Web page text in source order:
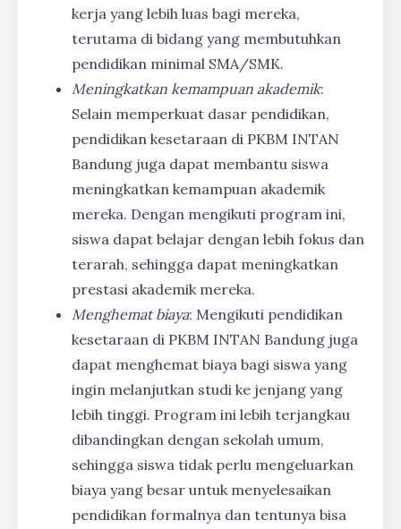
kerja yang lebih luas bagi mereka,
terutama di bidang yang membutuhkan
pendidikan minimal SMA/SMK.
Meningkatkan kemampuan akademik:
Selain memperkuat dasar pendidikan,
pendidikan kesetaraan di PKBM INTAN
Bandung juga dapat membantu siswa
meningkatkan kemampuan akademik
mereka. Dengan mengikuti program ini,
siswa dapat belajar dengan lebih fokus dan
terarah, sehingga dapat meningkatkan
prestasi akademik mereka.
Menghemat biaya: Mengikuti pendidikan
kesetaraan di PKBM INTAN Bandung juga
dapat menghemat biaya bagi siswa yang
ingin melanjutkan studi ke jenjang yang
lebih tinggi. Program ini lebih terjangkau
dibandingkan dengan sekolah umum,
sehingga siswa tidak perlu mengeluarkan
biaya yang besar untuk menyelesaikan
pendidikan formalnya dan tentunya bisa